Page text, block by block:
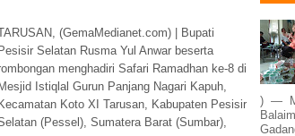
(GemaMedianet.com) | Bupati
Pesisir Selatan Rusma Yul Anwar beserta
menghadiri Safari Ramadhan ke-8 di
Mesjid Istiqlal Gurun Panjang Nagari Kapuh,
Kecamatan Koto XI Tarusan, Kabupaten Pesisir
(Pessel), Sumatera Barat (Sumbar),
) —